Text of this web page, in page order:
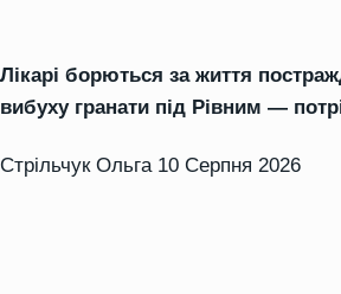
Лікарі борються за життя
вибуху гранати під Рівним —
Стрільчук Ольга 10 Серпня 2026